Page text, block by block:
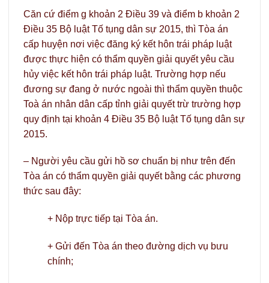
Căn cứ điểm g khoản 2 Điều 39 và điểm b khoản 2
Điều 35 Bộ luật Tố tụng dân sự 2015, thì Tòa án
cấp huyện nơi việc đăng ký kết hôn trái pháp luật
được thực hiện có thẩm quyền giải quyết yêu cầu
hủy việc kết hôn trái pháp luật. Trường hợp nếu
đương sự đang ở nước ngoài thì thẩm quyền thuộc
Toà án nhân dân cấp tỉnh giải quyết trừ trường hợp
quy định tại khoản 4 Điều 35 Bộ luật Tố tụng dân sự
2015.
– Người yêu cầu gửi hồ sơ chuẩn bị như trên đến
Tòa án có thẩm quyền giải quyết bằng các phương
thức sau đây:
+ Nộp trực tiếp tại Tòa án.
+ Gửi đến Tòa án theo đường dịch vụ bưu
chính;